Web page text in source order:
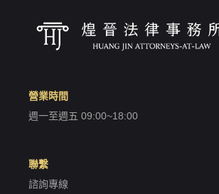
營業時間
週一至週五 09:00~18:00
聯繫
諮詢專線